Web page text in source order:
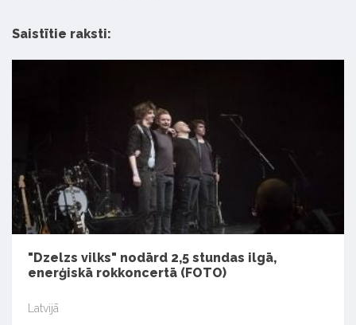
Saistītie raksti:
"Dzelzs vilks" nodārd 2,5 stundas ilgā,
enerģiskā rokkoncertā (FOTO)
Latvijā